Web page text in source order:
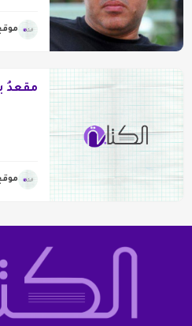
مقعدُ